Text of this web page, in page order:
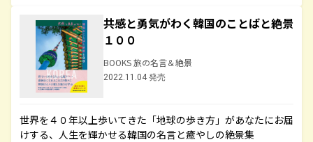
共感と勇気がわく韓国のことばと絶景
１００
BOOKS 旅の名言＆絶景
2022.11.04 発売
世界を４０年以上歩いてきた「地球の歩き方」があなたにお届
けする、人生を輝かせる韓国の名言と癒やしの絶景集